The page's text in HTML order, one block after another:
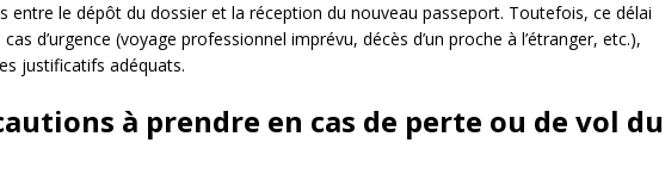
entre le dépôt du dossier et la réception du nouveau passeport. Toutefois, ce délai
d’urgence (voyage professionnel imprévu, décès d’un proche à l’étranger, etc.),
justificatifs adéquats.
à prendre en cas de perte ou de vol du